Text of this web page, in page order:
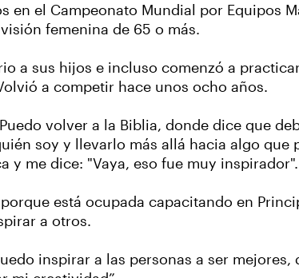
en el Campeonato Mundial por Equipos
femenina de 65 o más.
a sus hijos e incluso comenzó a
a competir hace unos ocho años.
volver a la Biblia, donde dice que
soy y llevarlo más allá hacia algo
me dice: "Vaya, eso fue muy
está ocupada capacitando en
a otros.
inspirar a las personas a ser mejores,